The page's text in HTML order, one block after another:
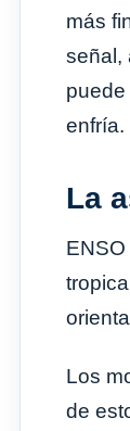
más
señal,
enfría.
La
Los
de